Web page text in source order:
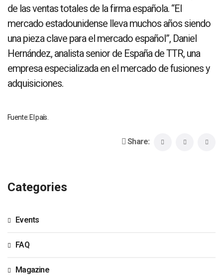
de las ventas totales de la firma española. “El
mercado estadounidense lleva muchos años siendo
una pieza clave para el mercado español”, Daniel
Hernández, analista senior de España de TTR, una
empresa especializada en el mercado de fusiones y
adquisiciones.
Fuente: El país.
Share:
Categories
Events
FAQ
Magazine